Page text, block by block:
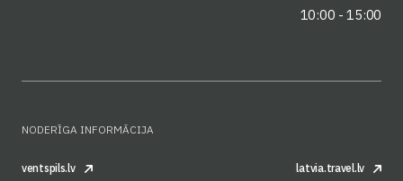
10:00 - 15:00
NODERĪGA INFORMĀCIJA
ventspils.lv latvia.travel.lv